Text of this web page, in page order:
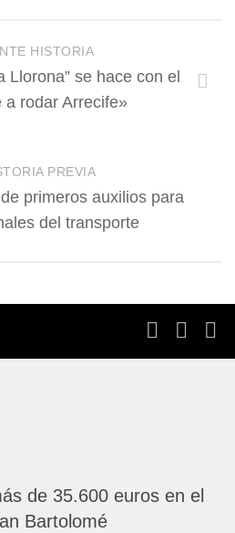
HISTORIA
Llorona” se hace con el
a rodar Arrecife»
PREVIA
primeros auxilios para
del transporte
de 35.600 euros en el
Bartolomé